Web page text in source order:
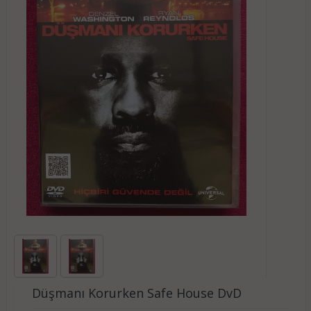
Düşmanı Korurken Safe House DvD